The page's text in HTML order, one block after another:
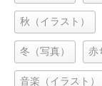
秋（イラスト）
冬（写真） 赤
音楽（イラスト）